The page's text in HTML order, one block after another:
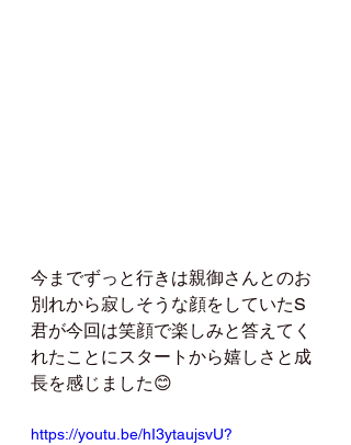
今までずっと行きは親御さんとのお
別れから寂しそうな顔をしていたS
君が今回は笑顔で楽しみと答えてく
れたことにスタートから嬉しさと成
長を感じました😊
https://youtu.be/hI3ytaujsvU?